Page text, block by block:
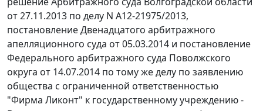
от 27.11.2013 по делу N А12-21975/2013,
постановлениеДвенадцатого арбитражного
апелляционного суда от 05.03.2014 и постановление
Федерального арбитражного суда Поволжского
округа от 14.07.2014 по тому же делу по заявлению
общества с ограниченной ответственностью
"Фирма Ликонт" к государственному учреждению -